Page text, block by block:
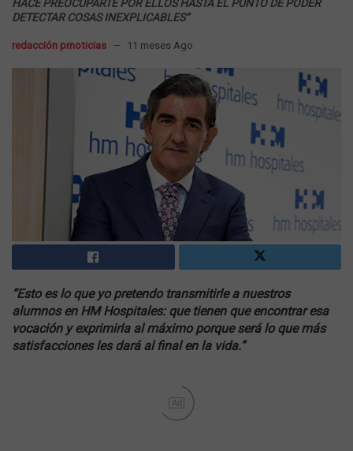
HACE PREOCUPARTE POR ELLOS HASTA EL PUNTO DE PODER
DETECTAR COSAS INEXPLICABLES”
redacción prnoticias 11 meses Ago
“Esto es lo que yo pretendo transmitirle a nuestros
alumnos en HM Hospitales: que tienen que encontrar esa
vocación y exprimirla al máximo porque será lo que más
satisfacciones les dará al final en la vida.”
Ad